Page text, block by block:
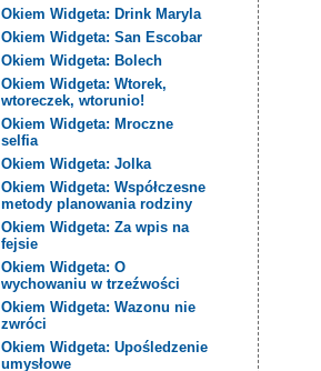
Okiem Widgeta: Drink Maryla
Okiem Widgeta: San Escobar
Okiem Widgeta: Bolech
Okiem Widgeta: Wtorek,
wtoreczek, wtorunio!
Okiem Widgeta: Mroczne
selfia
Okiem Widgeta: Jolka
Okiem Widgeta: Współczesne
metody planowania rodziny
Okiem Widgeta: Za wpis na
fejsie
Okiem Widgeta: O
wychowaniu w trzeźwości
Okiem Widgeta: Wazonu nie
zwróci
Okiem Widgeta: Upośledzenie
umysłowe